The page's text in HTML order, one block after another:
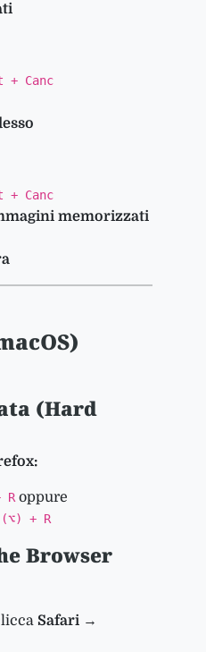
Canc
Canc
memorizzati
(Hard
Roppure
(⌥) + R
Browser
Safari →